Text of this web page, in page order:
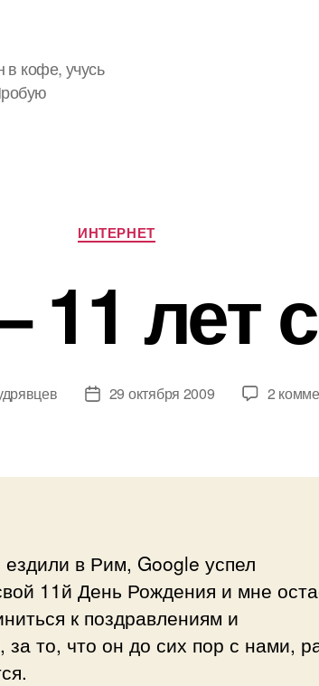
кофе, учусь
Рубрики
ИНТЕРНЕТ
лет
Дата29 октября 2009 2
в Рим, Google успел
11й День Рождения и мне
к поздравлениям и
за то, что он до сих пор с нами,